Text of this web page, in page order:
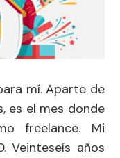
mí. Aparte de
es el mes donde
freelance. Mi
Veinteseís años